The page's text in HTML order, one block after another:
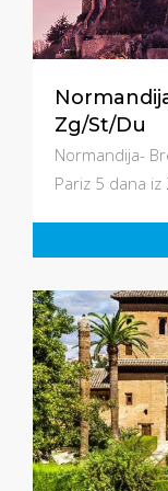
Zg/St/Du
Normandija-
Pariz 5 dana iz